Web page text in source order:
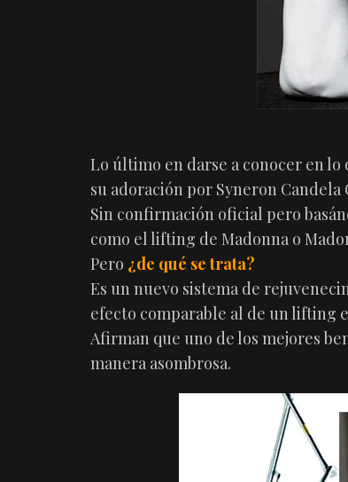
Lo último en darse a conocer en
su adoración por Syneron Candela
Sin confirmación oficial pero
como el lifting de Madonna o
Pero ¿de qué se trata?
Es un nuevo sistema de
efecto comparable al de un lifting
Afirman que uno de los mejores
manera asombrosa.